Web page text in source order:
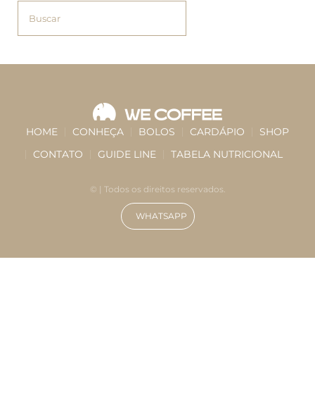
HOME CONHEÇA BOLOS CARDÁPIO
SHOP
CONTATO
GUIDE LINE TABELA NUTRICIONAL
© | Todos os direitos reservados.
WHATSAPP